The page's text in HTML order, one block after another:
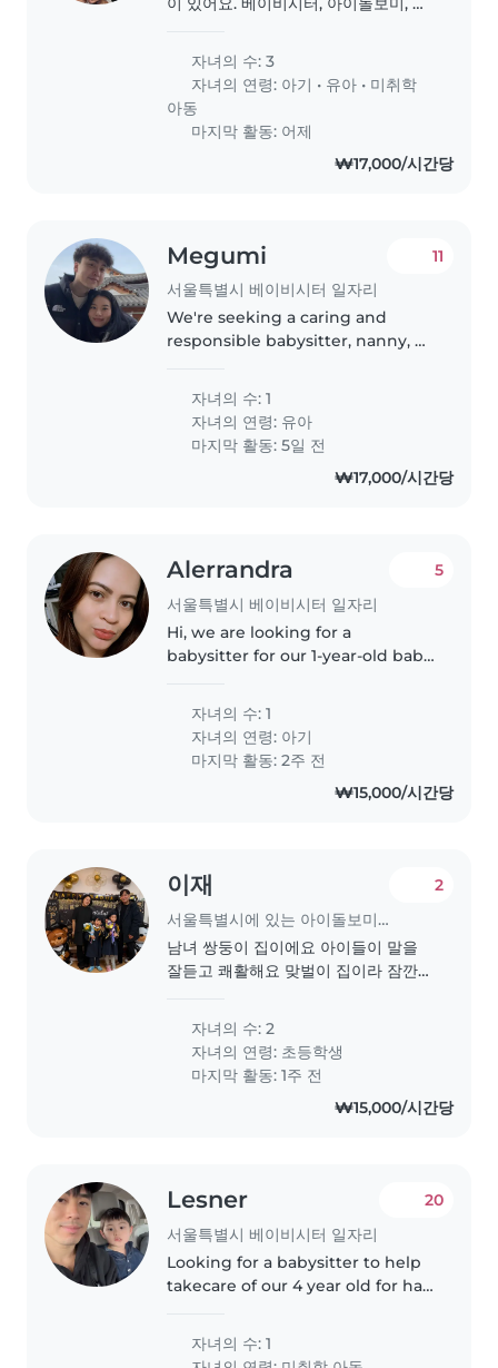
분이면 좋겠고요. 편하게 연락 주세요
자녀의 수: 3
자녀의 연령: 아기 • 유아 • 미취학
아동
마지막 활동: 어제
₩17,000/시간당
Megumi
서울특별시 베이비시터 일자리
11
We're seeking a caring and
responsible babysitter, nanny, or
and intelligent 1 year old toddler.
Our little one is friendly and full
of energy, so we're..
자녀의 수: 1
자녀의 연령: 유아
마지막 활동: 5일 전
₩17,000/시간당
Alerrandra
서울특별시 베이비시터 일자리
5
Hi, we are looking for a
babysitter for our 1-year-old baby
자녀의 수: 1
자녀의 연령: 아기
마지막 활동: 2주 전
₩15,000/시간당
이재
서울특별시에 있는 아이돌보미 일자리
2
남녀 쌍둥이 집이에요 아이들이 말을
잘듣고 쾌활해요 맞벌이 집이라 잠깐
들과 대화해주세요
자녀의 수: 2
자녀의 연령: 초등학생
마지막 활동: 1주 전
₩15,000/시간당
Lesner
서울특별시 베이비시터 일자리
20
Looking for a babysitter to help
takecare of our 4 year old for half
an event in stockholm. The
babysitting will be in the hotel.
자녀의 수: 1